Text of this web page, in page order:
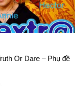
Or Dare – Phụ đề